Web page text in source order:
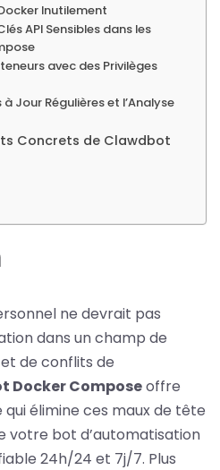
Inutilement
API Sensibles dans les
avec des Privilèges
à Jour Régulières et l’Analyse
Concrets de Clawdbot
ne devrait pas
dans un champ de
de conflits de
Docker Composeoffre
élimine ces maux de tête
votre bot d’automatisation
24h/24 et 7j/7. Plus